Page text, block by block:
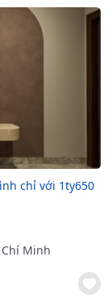
chỉ với 1ty650
Minh